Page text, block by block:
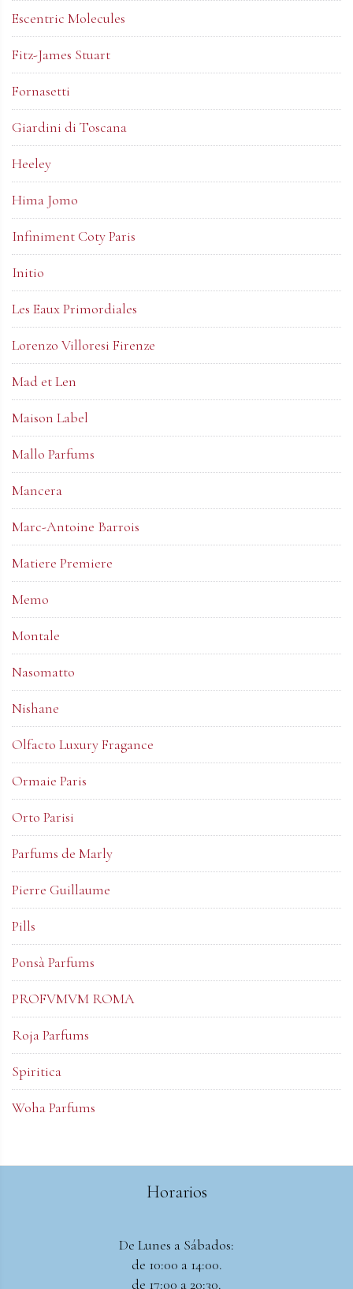
Escentric Molecules
Fitz-James Stuart
Fornasetti
Giardini di Toscana
Heeley
Hima Jomo
Infiniment Coty Paris
Initio
Les Eaux Primordiales
Lorenzo Villoresi Firenze
Mad et Len
Maison Label
Mallo Parfums
Mancera
Marc-Antoine Barrois
Matiere Premiere
Memo
Montale
Nasomatto
Nishane
Olfacto Luxury Fragance
Ormaie Paris
Orto Parisi
Parfums de Marly
Pierre Guillaume
Pills
Ponsà Parfums
PROFVMVM ROMA
Roja Parfums
Spiritica
Woha Parfums
Horarios
De Lunes a Sábados:
de 10:00 a 14:00.
de 17:00 a 20:30.